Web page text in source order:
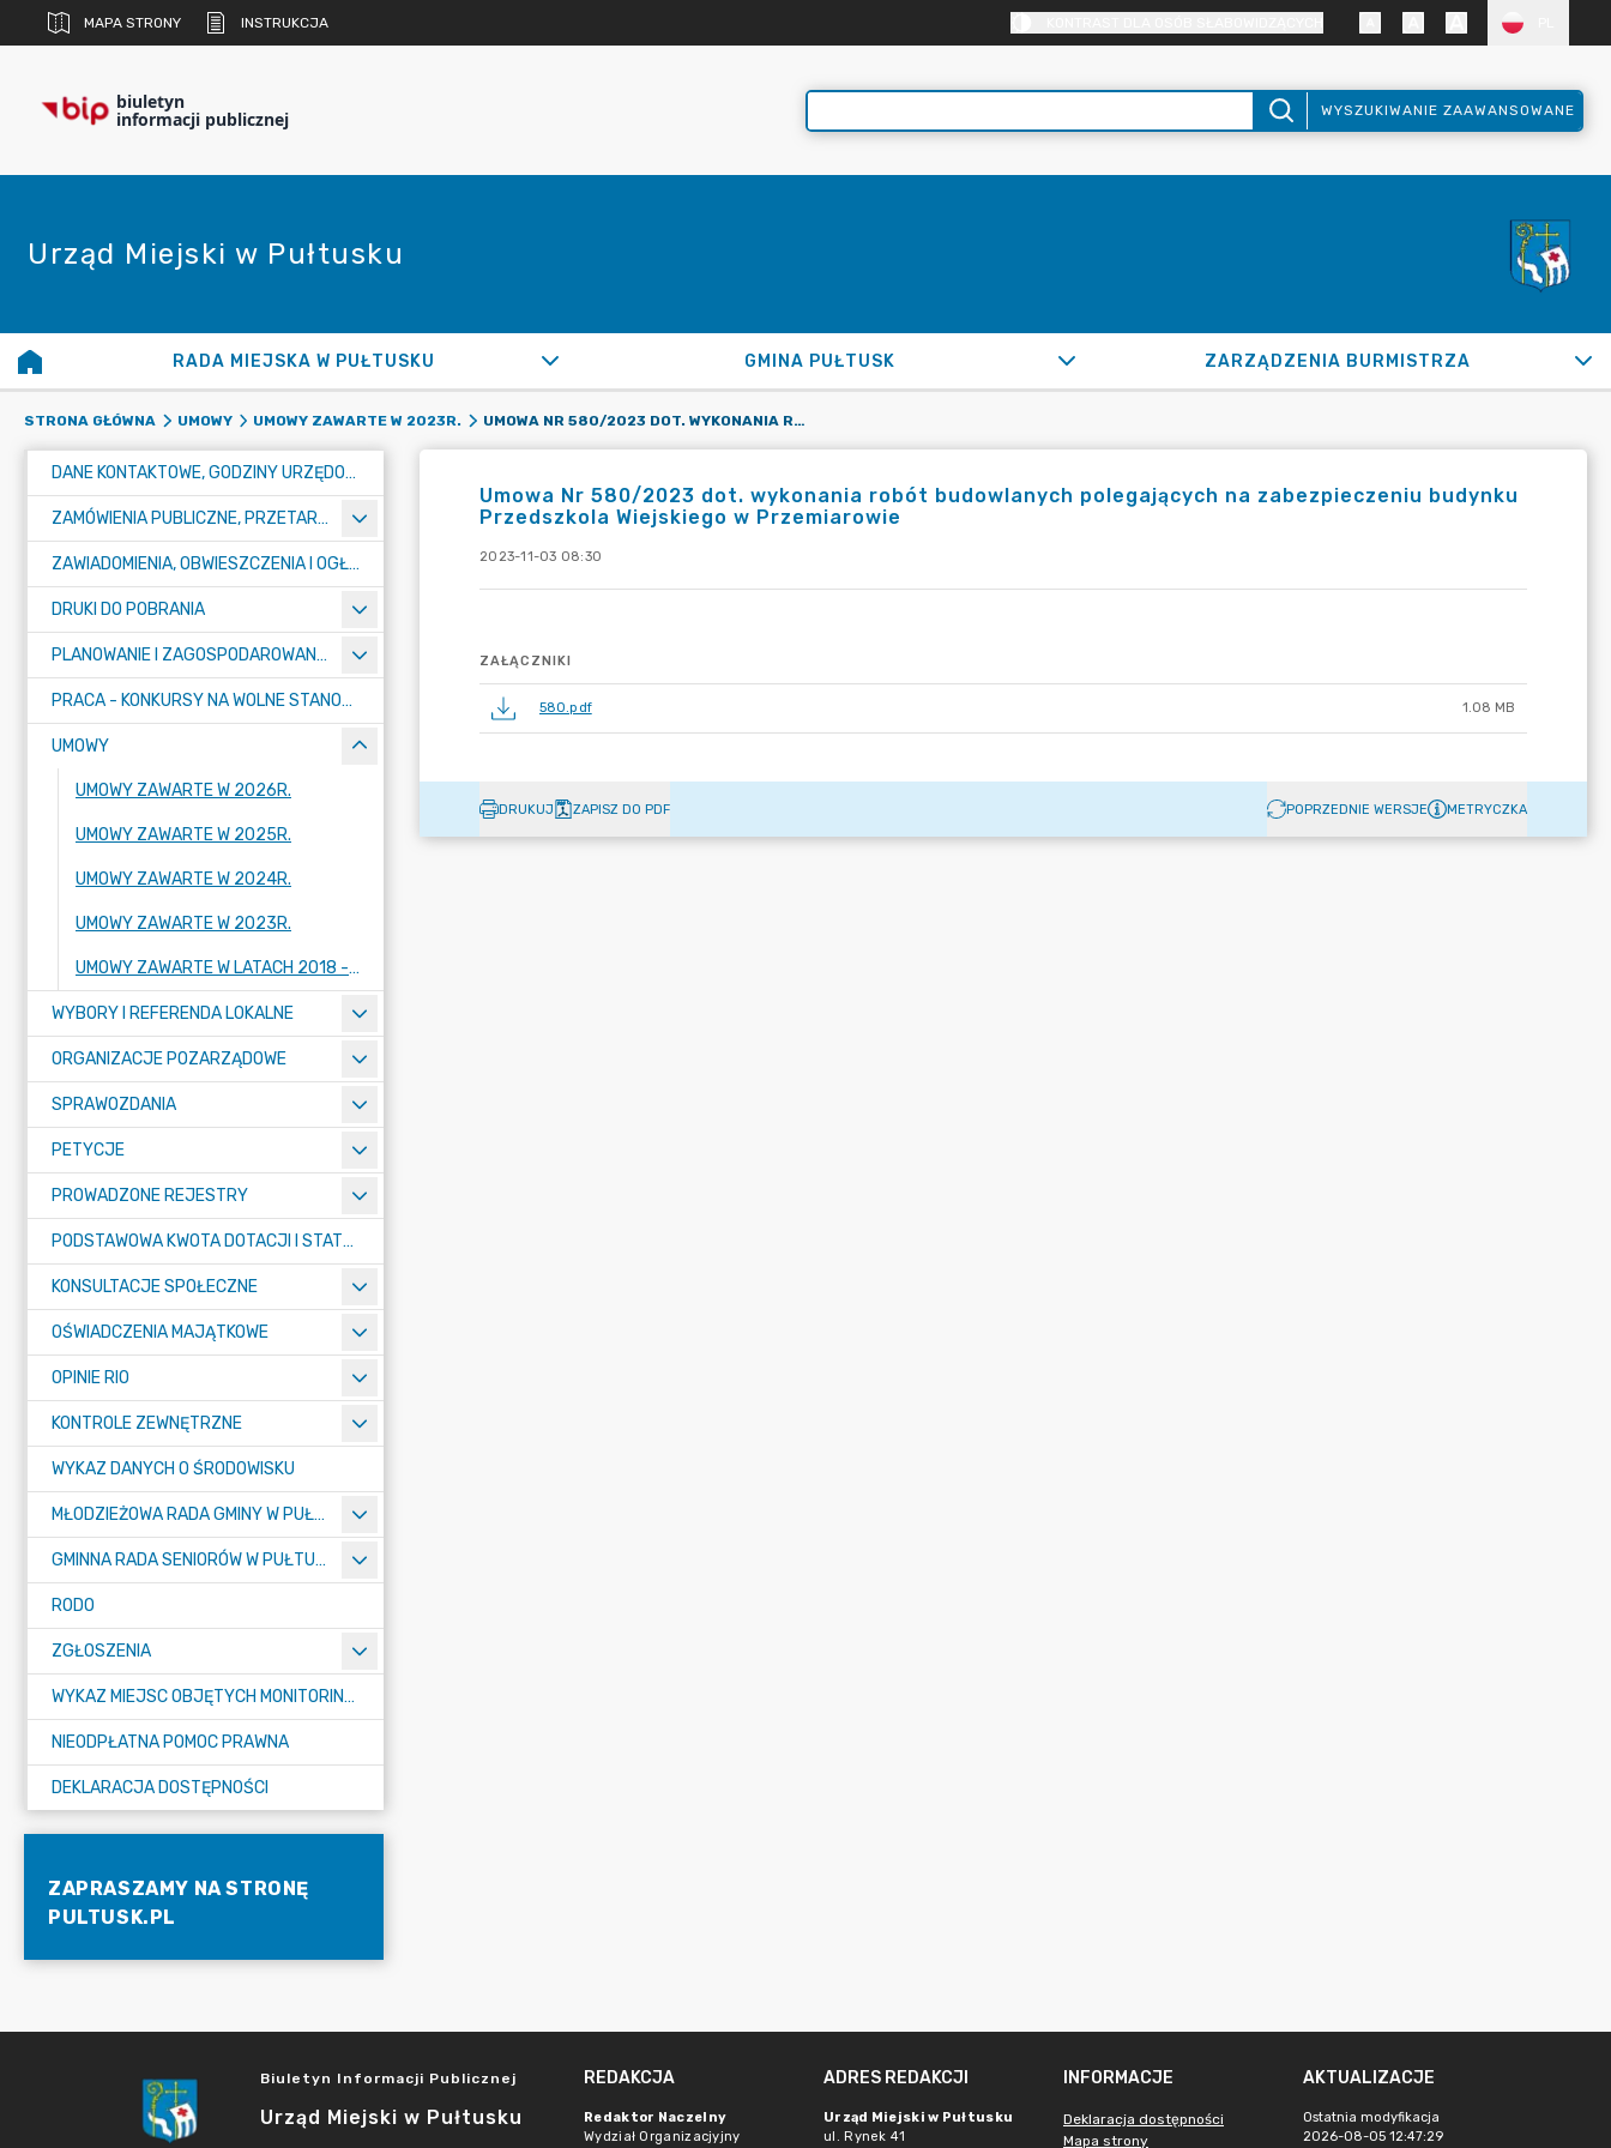
MAPA STRONY INSTRUKCJA
biuletyn
informacji publicznej WYSZUKIWANIE ZAAWANSOWANE
Urząd Miejski w Pułtusku
RADA MIEJSKA W PUŁTUSKU GMINA PUŁTUSK ZARZĄDZENIA BURMISTRZA
STRONA GŁÓWNA UMOWY UMOWY ZAWARTE W 2023R. UMOWA NR 580/2023 DOT. WYKONANIA ROBÓT BUDOWLANYCH POLEGAJĄCYCH NA ZABEZPIECZENIU BUDYNKU PRZEDSZKOLA WIEJSKIEGO W PRZEMIAROWIE
DANE KONTAKTOWE, GODZINY URZĘDOWANIA I NUMER KONTA BANKOWEGO
ZAMÓWIENIA PUBLICZNE, PRZETARGI, KONKURSY
ZAWIADOMIENIA, OBWIESZCZENIA I OGŁOSZENIA
DRUKI DO POBRANIA
PLANOWANIE I ZAGOSPODAROWANIE PRZESTRZENNE
PRACA - KONKURSY NA WOLNE STANOWISKA
UMOWY
UMOWY ZAWARTE W 2026R.
UMOWY ZAWARTE W 2025R.
UMOWY ZAWARTE W 2024R.
UMOWY ZAWARTE W 2023R.
UMOWY ZAWARTE W LATACH 2018 - 2022
WYBORY I REFERENDA LOKALNE
ORGANIZACJE POZARZĄDOWE
SPRAWOZDANIA
PETYCJE
PROWADZONE REJESTRY
PODSTAWOWA KWOTA DOTACJI I STATYSTYCZNA LICZBA UCZNIÓW
KONSULTACJE SPOŁECZNE
OŚWIADCZENIA MAJĄTKOWE
OPINIE RIO
KONTROLE ZEWNĘTRZNE
WYKAZ DANYCH O ŚRODOWISKU
MŁODZIEŻOWA RADA GMINY W PUŁTUSKU
GMINNA RADA SENIORÓW W PUŁTUSKU
RODO
ZGŁOSZENIA
WYKAZ MIEJSC OBJĘTYCH MONITORINGIEM
NIEODPŁATNA POMOC PRAWNA
DEKLARACJA DOSTĘPNOŚCI
ZAPRASZAMY NA STRONĘ
PULTUSK.PL
Umowa Nr 580/2023 dot. wykonania robót budowlanych polegających na zabezpieczeniu budynku
Przedszkola Wiejskiego w Przemiarowie
2023-11-03 08:30
ZAŁĄCZNIKI
580.pdf 1.08 MB
DRUKUJ ZAPISZ DO PDF POPRZEDNIE WERSJE METRYCZKA
Biuletyn Informacji Publicznej
Urząd Miejski w Pułtusku
REDAKCJA
Redaktor Naczelny
Wydział Organizacjyjny
ADRES REDAKCJI
Urząd Miejski w Pułtusku
ul. Rynek 41
INFORMACJE
Deklaracja dostępności
Mapa strony
AKTUALIZACJE
Ostatnia modyfikacja
2026-08-05 12:47:29